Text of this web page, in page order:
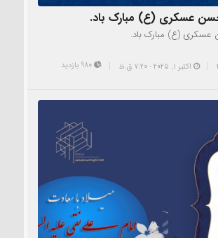
عسکری (ع) مبارک باد.
عسکری (ع) مبارک باد.
اکتبر 1, 2025 - 7:20 ق.ظ